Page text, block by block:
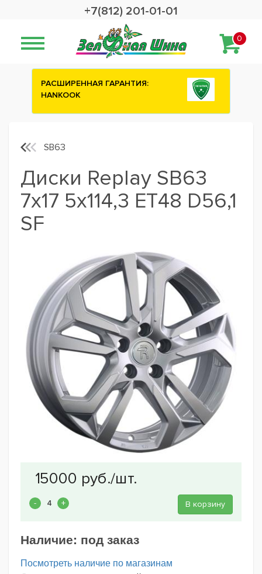
+7(812) 201-01-01
0
Сashback 2500 рублей на зимние
SB63
Диски Replay SB63
7x17 5x114,3 ET48 D56,1
SF
В корзину
Наличие: под заказ
Посмотреть наличие по магазинам